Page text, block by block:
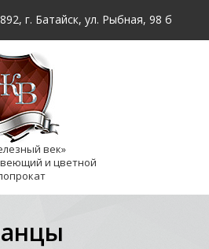
г. Батайск, ул. Рыбная, 98 б
век»
и цветной